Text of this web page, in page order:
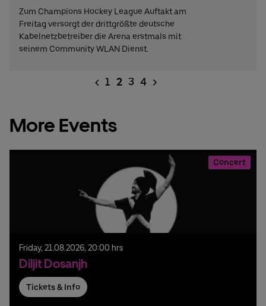
< 1 2 3 4 >
Zum Champions Hockey League Auftakt am
Freitag versorgt der drittgrößte deutsche
Kabelnetzbetreiber die Arena erstmals mit
seinem Community WLAN Dienst.
More Events
Concert
Friday, 21.08.2026, 20:00 hrs
Diljit Dosanjh
Tickets & Info